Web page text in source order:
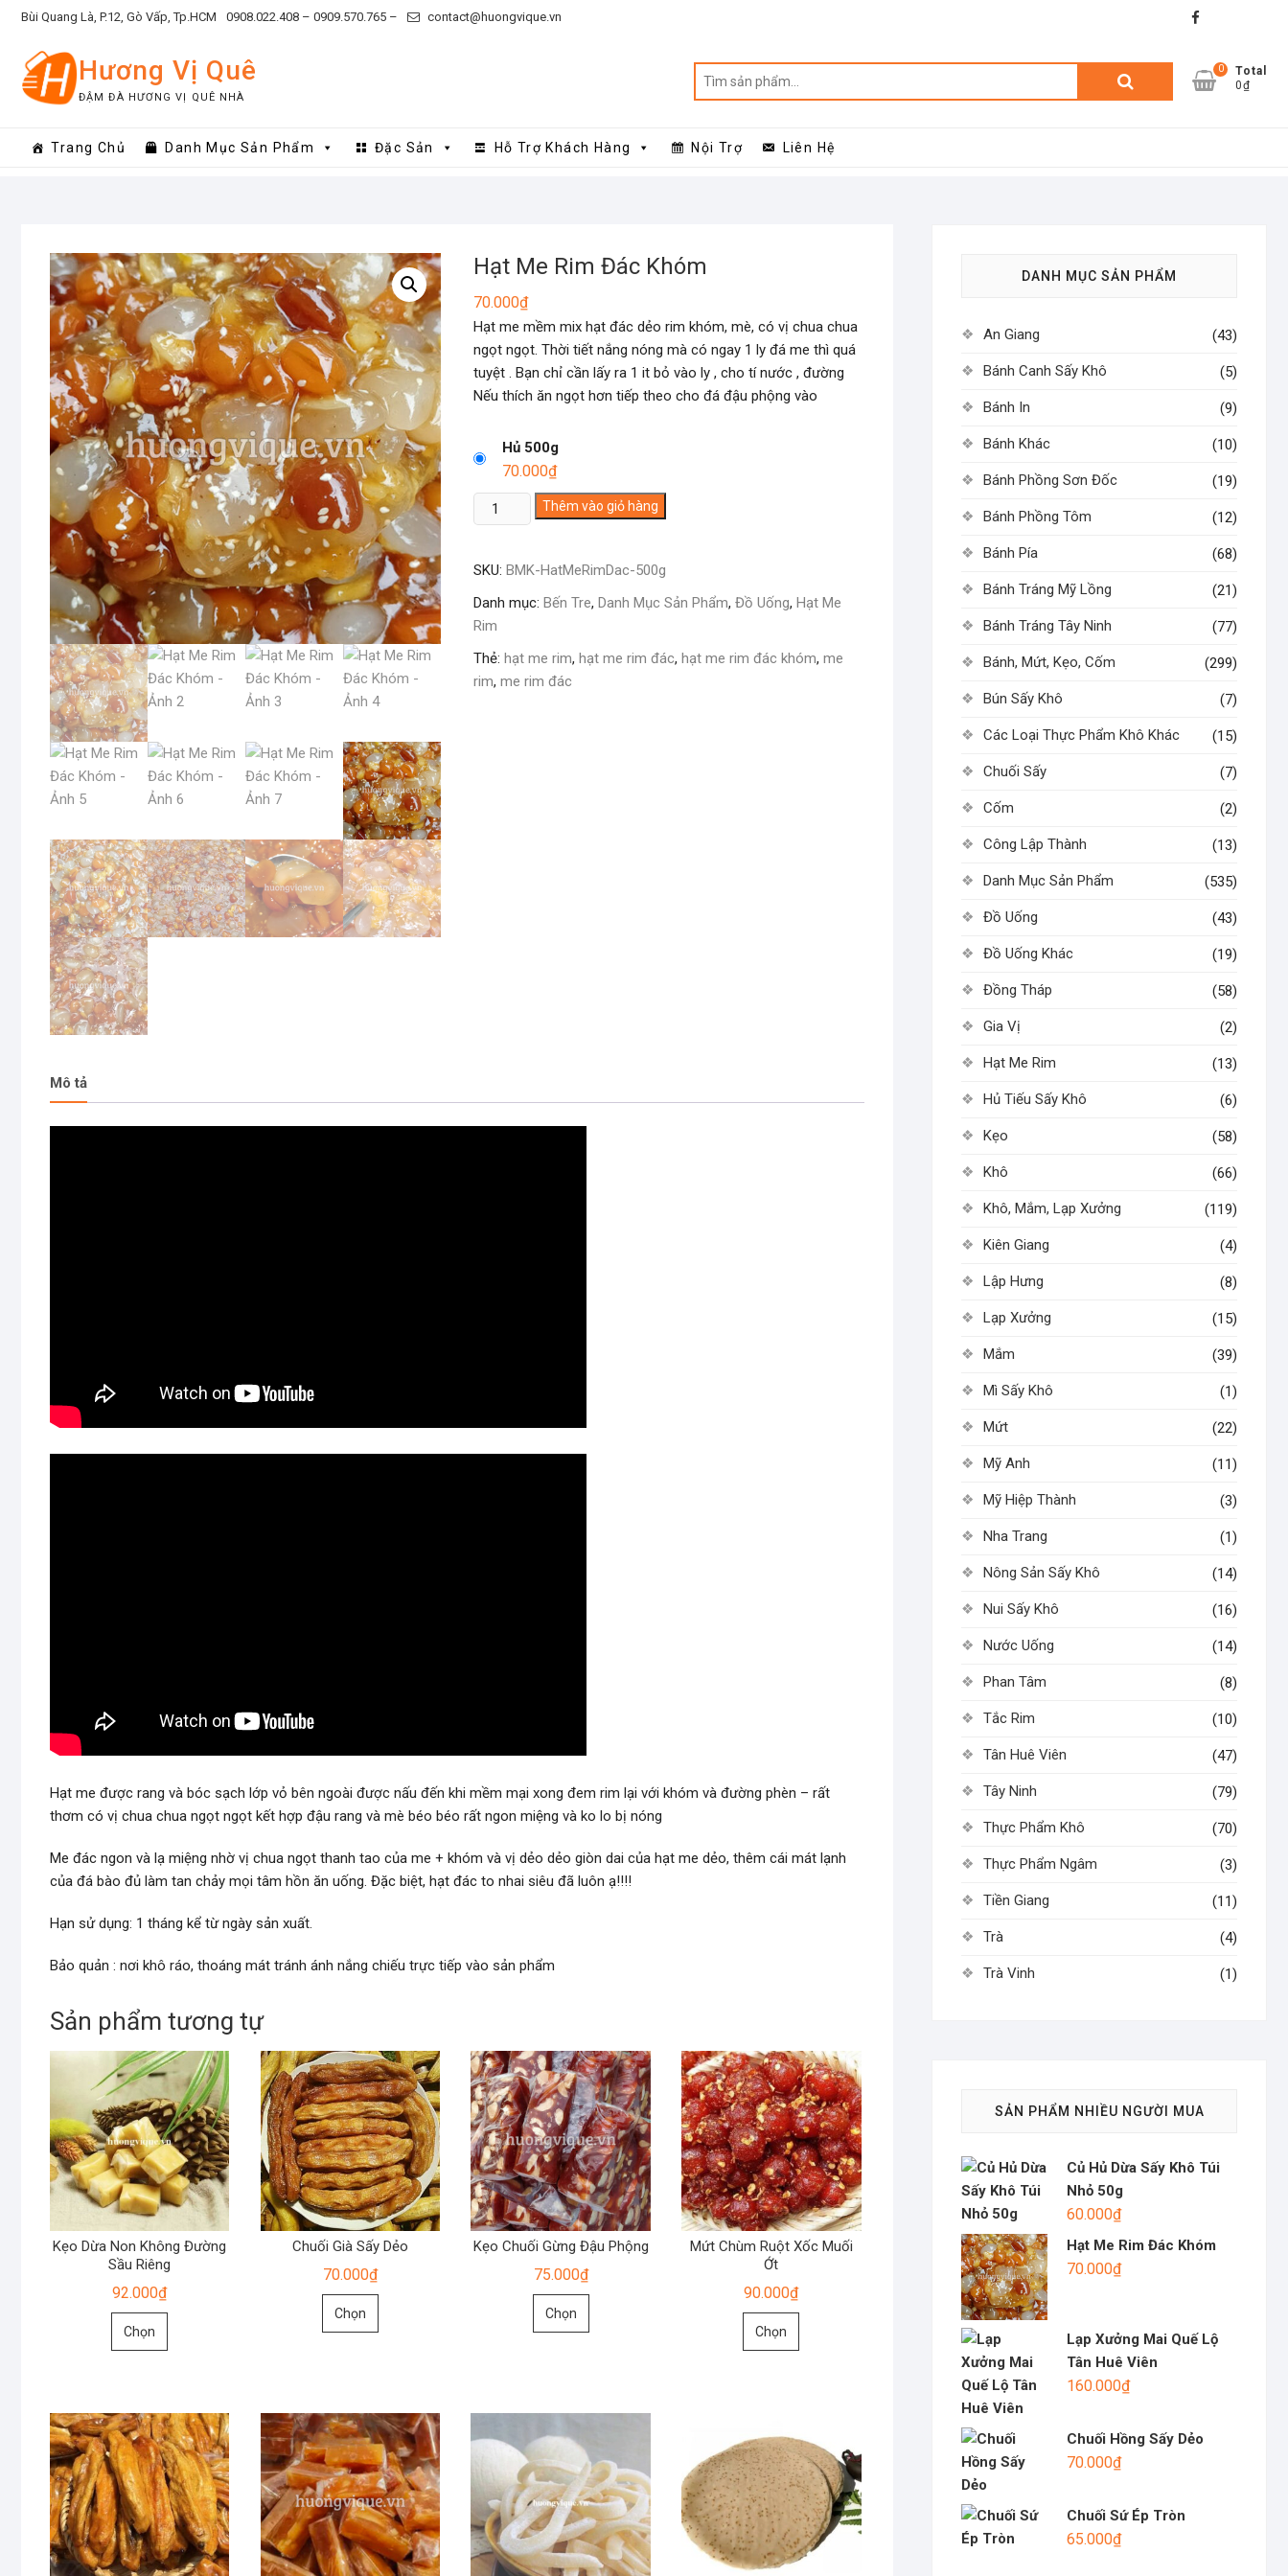
Skip
content
Bùi Quang Là, P.12, Gò Vấp, Tp.HCM 0908.022.408 – 0909.570.765 – contact@huongvique.vn facebook
Hương Vị Quê
ĐẬM ĐÀ HƯƠNG VỊ QUÊ NHÀ
0
Total
0₫
Trang Chủ Danh Mục Sản Phẩm Đặc Sản Hỗ Trợ Khách Hàng Nội Trợ Liên Hệ
Hạt Me Rim Đác Khóm
70.000₫
Hạt me mềm mix hạt đác dẻo rim khóm, mè, có vị chua chua
ngọt ngọt. Thời tiết nắng nóng mà có ngay 1 ly đá me thì quá
tuyệt . Bạn chỉ cần lấy ra 1 it bỏ vào ly , cho tí nước , đường
Nếu thích ăn ngọt hơn tiếp theo cho đá đậu phộng vào
Hủ 500g
70.000₫
Hạt
Me
Đác
Khóm
số
Thêm vào giỏ hàng
SKU: BMK-HatMeRimDac-500g
Danh mục: Bến Tre, Danh Mục Sản Phẩm, Đồ Uống, Hạt Me
Rim
Thẻ: hạt me rim, hạt me rim đác, hạt me rim đác khóm, me
rim, me rim đác
Mô tả
Hạt me được rang và bóc sạch lớp vỏ bên ngoài được nấu đến khi mềm mại xong đem rim lại với khóm và đường phèn – rất
thơm có vị chua chua ngọt ngọt kết hợp đậu rang và mè béo béo rất ngon miệng và ko lo bị nóng
Me đác ngon và lạ miệng nhờ vị chua ngọt thanh tao của me + khóm và vị dẻo dẻo giòn dai của hạt me dẻo, thêm cái mát lạnh
của đá bào đủ làm tan chảy mọi tâm hồn ăn uống. Đặc biệt, hạt đác to nhai siêu đã luôn ạ!!!!
Hạn sử dụng: 1 tháng kể từ ngày sản xuất.
Bảo quản : nơi khô ráo, thoáng mát tránh ánh nắng chiếu trực tiếp vào sản phẩm
Sản phẩm tương tự
Kẹo Dừa Non Không Đường
Sầu Riêng
92.000₫
Chọn
Sản
nhiều
biến
thể.
Các
tùy
chọn
có
thể
Chuối Già Sấy Dẻo
70.000₫
Chọn
Sản
biến
thể.
Các
tùy
chọn
có
thể
Kẹo Chuối Gừng Đậu Phộng
75.000₫
Chọn
Sản
biến
Các
tùy
chọn
có
thể
Mứt Chùm Ruột Xốc Muối
Ớt
90.000₫
Chọn
Sản
thể.
Các
tùy
chọn
có
DANH MỤC SẢN PHẨM
An Giang (43)
Bánh Canh Sấy Khô (5)
Bánh In (9)
Bánh Khác (10)
Bánh Phồng Sơn Đốc (19)
Bánh Phồng Tôm (12)
Bánh Pía (68)
Bánh Tráng Mỹ Lồng (21)
Bánh Tráng Tây Ninh (77)
Bánh, Mứt, Kẹo, Cốm (299)
Bún Sấy Khô (7)
Các Loại Thực Phẩm Khô Khác (15)
Chuối Sấy (7)
Cốm (2)
Công Lập Thành (13)
Danh Mục Sản Phẩm (535)
Đồ Uống (43)
Đồ Uống Khác (19)
Đồng Tháp (58)
Gia Vị (2)
Hạt Me Rim (13)
Hủ Tiếu Sấy Khô (6)
Kẹo (58)
Khô (66)
Khô, Mắm, Lạp Xưởng (119)
Kiên Giang (4)
Lập Hưng (8)
Lạp Xưởng (15)
Mắm (39)
Mì Sấy Khô (1)
Mứt (22)
Mỹ Anh (11)
Mỹ Hiệp Thành (3)
Nha Trang (1)
Nông Sản Sấy Khô (14)
Nui Sấy Khô (16)
Nước Uống (14)
Phan Tâm (8)
Tắc Rim (10)
Tân Huê Viên (47)
Tây Ninh (79)
Thực Phẩm Khô (70)
Thực Phẩm Ngâm (3)
Tiền Giang (11)
Trà (4)
Trà Vinh (1)
SẢN PHẨM NHIỀU NGƯỜI MUA
Củ Hủ Dừa Sấy Khô Túi
Nhỏ 50g
60.000₫
Hạt Me Rim Đác Khóm
70.000₫
Lạp Xưởng Mai Quế Lộ
Tân Huê Viên
160.000₫
Chuối Hồng Sấy Dẻo
70.000₫
Chuối Sứ Ép Tròn
65.000₫